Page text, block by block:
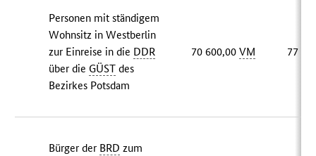
Personen mit ständigem
Wohnsitz in Westberlin
zur Einreise in die DDR
über die GÜST des
Bezirkes Potsdam
70 600,00VM 77
Bürger der BRD zum